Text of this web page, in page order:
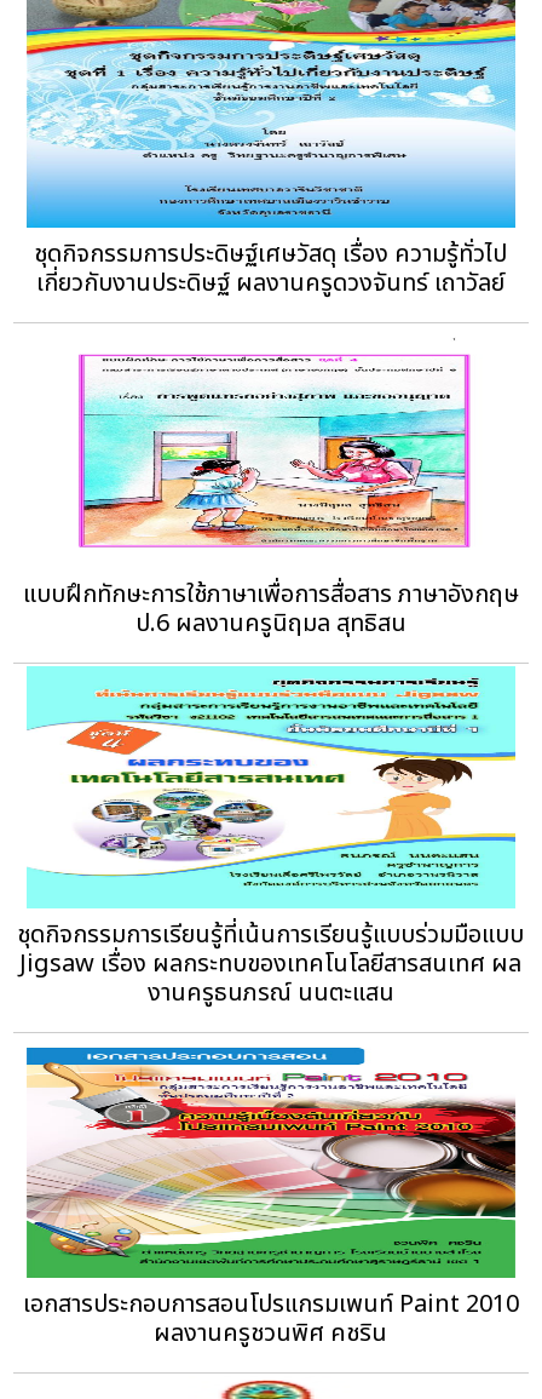
ชุดกิจกรรมการประดิษฐ์เศษวัสดุ เรื่อง ความรู้ทั่วไป
เกี่ยวกับงานประดิษฐ์ ผลงานครูดวงจันทร์ เถาวัลย์
แบบฝึกทักษะการใช้ภาษาเพื่อการสื่อสาร ภาษาอังกฤษ
ป.6 ผลงานครูนิฤมล สุทธิสน
ชุดกิจกรรมการเรียนรู้ที่เน้นการเรียนรู้แบบร่วมมือแบบ
Jigsaw เรื่อง ผลกระทบของเทคโนโลยีสารสนเทศ ผล
งานครูธนภรณ์ นนตะแสน
เอกสารประกอบการสอนโปรแกรมเพนท์ Paint 2010
ผลงานครูชวนพิศ คชริน